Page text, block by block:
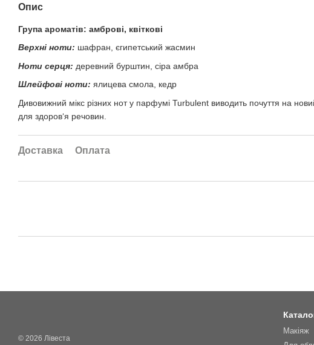
Опис
Група ароматів: амброві, квіткові
Верхні ноти: шафран, єгипетський жасмин
Ноти серця: деревний бурштин, сіра амбра
Шлейфові ноти: ялицева смола, кедр
Дивовижний мікс різних нот у парфумі Turbulent виводить почуття на
для здоров‘я речовин.
Доставка Оплата
© 2026 Лівеста
Макіяж